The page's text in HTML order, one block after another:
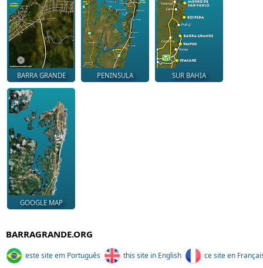
BARRA GRANDE PENINSULA SUR BAHIA
GOOGLE MAP
BARRAGRANDE.ORG
este site em Português this site in English ce site en